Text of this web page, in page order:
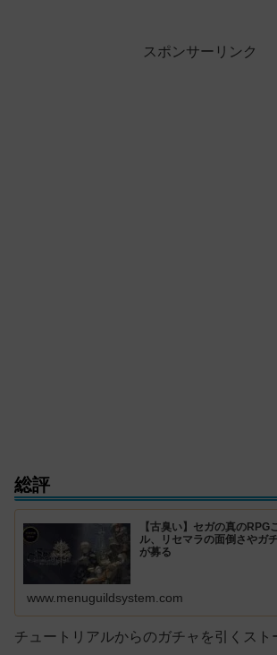
スポンサーリンク
総評
【古臭い】セガの真のRPG
ル、リセマラの面倒さやガ
が募る
www.menuguildsystem.com
チュートリアルからのガチャを引くスト